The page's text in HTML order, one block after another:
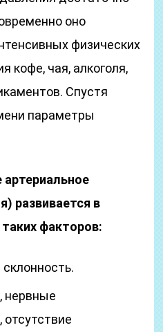
оно
физических
кофе, чая, алкоголя,
Спустя
параметры
развивается в
факторов:
нервные